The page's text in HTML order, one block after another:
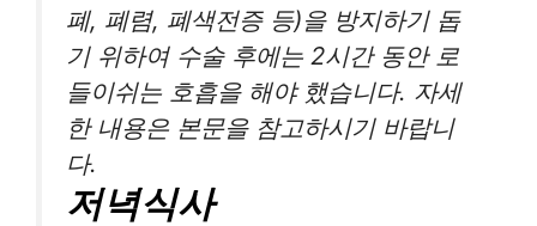
폐, 폐렴, 폐색전증 등)을 방지하기 돕
기 위하여 수술 후에는 2시간 동안 로
들이쉬는 호흡을 해야 했습니다. 자세
한 내용은 본문을 참고하시기 바랍니
다.
저녁식사